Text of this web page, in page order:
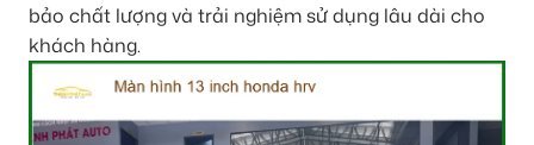
bảo chất lượng và trải nghiệm sử dụng lâu dài cho
khách hàng.